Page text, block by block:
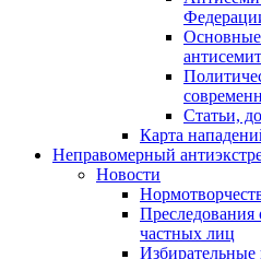
Основные
Статьи,
Карта
Неправомерный
Новости
частных лиц